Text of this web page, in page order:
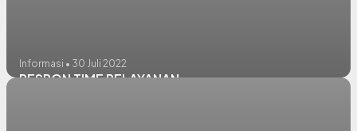
Informasi • 30 Juli 2022
RESPON TIME PELAYANAN